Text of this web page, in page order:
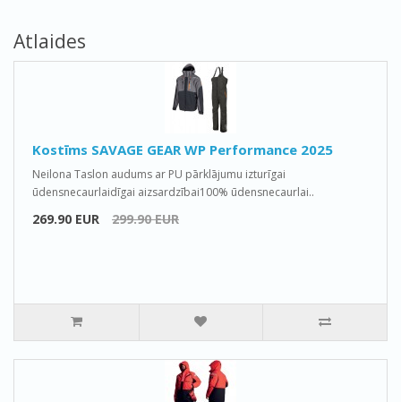
Atlaides
Kostīms SAVAGE GEAR WP Performance 2025
Neilona Taslon audums ar PU pārklājumu izturīgai
ūdensnecaurlaidīgai aizsardzībai100% ūdensnecaurlai..
269.90 EUR 299.90 EUR